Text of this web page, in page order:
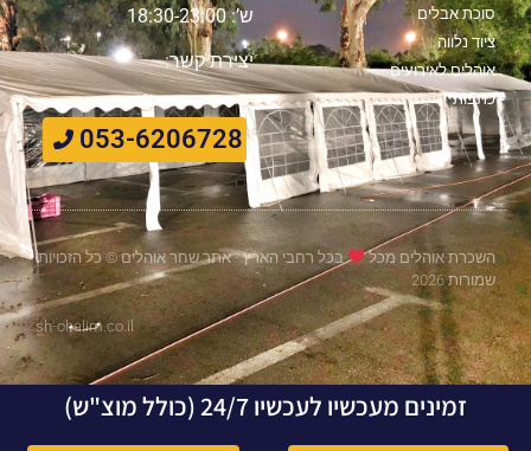
סוכת אבלים
ציוד נלווה
אוהלים לאירועים
כתבות
ש’: 18:30-23:00
יצירת קשר:
053-6206728
השכרת אוהלים מכל
בכל רחבי הארץ - אתר שחר אוהלים © כל הזכויות
שמורות 2026
sh-ohalim.co.il
זמינים מעכשיו לעכשיו 24/7 (כולל מוצ"ש)